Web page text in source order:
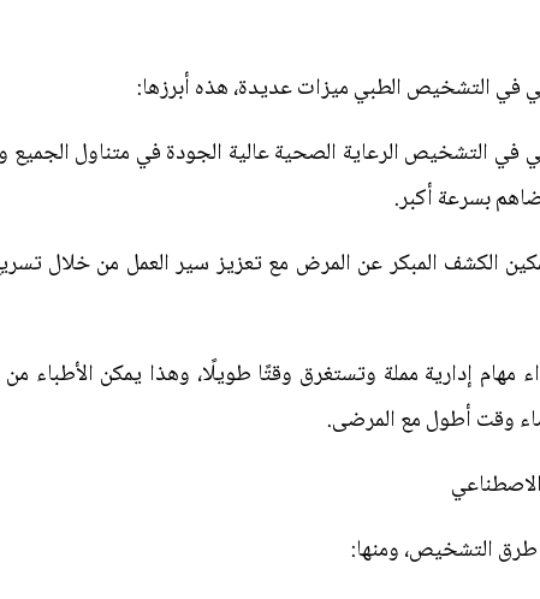
في التشخيص الطبي ميزات عديدة، هذه أبرزها:
في التشخيص الرعاية الصحية عالية الجودة في متناول الجميع
بسرعة أكبر.
الكشف المبكر عن المرض مع تعزيز سير العمل من خلال
مهام إدارية مملة وتستغرق وقتًا طويلًا، وهذا يمكن الأطباء
وقت أطول مع المرضى.
التشخيص، ومنها: